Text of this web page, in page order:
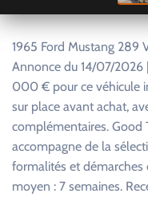
1965 Ford Mustang 289
Annonce du 14/07/2026
000 € pour ce véhicule
sur place avant achat,
complémentaires. Good
accompagne de la
formalités et démarches
moyen : 7 semaines.